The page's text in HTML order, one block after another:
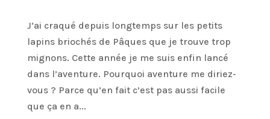
J’ai craqué depuis longtemps sur les petits
lapins briochés de Pâques que je trouve trop
mignons. Cette année je me suis enfin lancé
dans l’aventure. Pourquoi aventure me diriez-
vous ? Parce qu’en fait c’est pas aussi facile
que ça en a...